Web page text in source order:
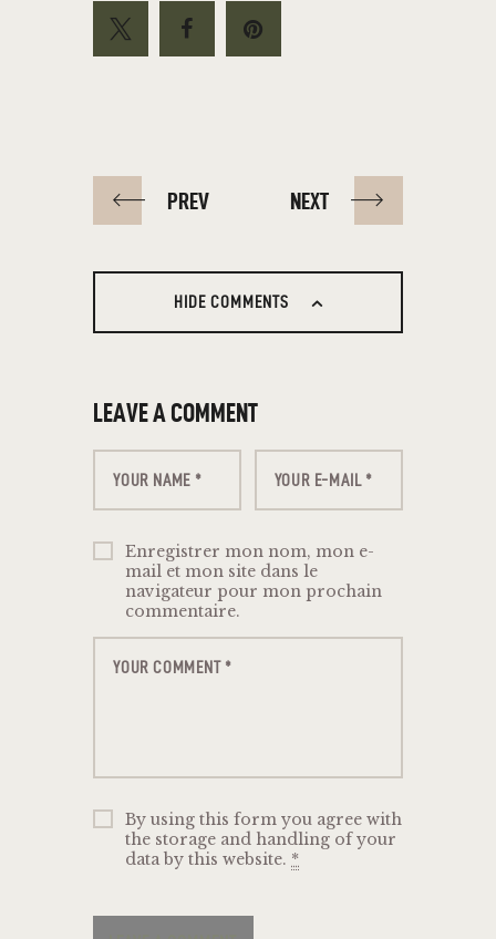
PREV NEXT
HIDE COMMENTS
LEAVE A COMMENT
Enregistrer mon nom, mon e-
mail et mon site dans le
navigateur pour mon prochain
commentaire.
By using this form you agree with
the storage and handling of your
data by this website. *